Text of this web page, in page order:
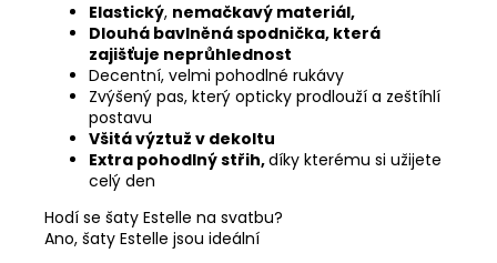
Elastický, nemačkavý materiál,
Dlouhá bavlněná spodnička, která
zajišťuje neprůhlednost
Decentní, velmi pohodlné rukávy
Zvýšený pas, který opticky prodlouží a zeštíhlí
postavu
Všitá výztuž v dekoltu
Extra pohodlný střih,díky kterému si užijete
celý den
Hodí se šaty Estelle na svatbu?
Ano, šaty Estelle jsou ideální